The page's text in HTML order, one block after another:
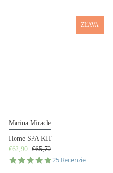
ZĽAVA
Marina Miracle
Home SPA KIT
€62,90
€65,70
5.0
25 Recenzie